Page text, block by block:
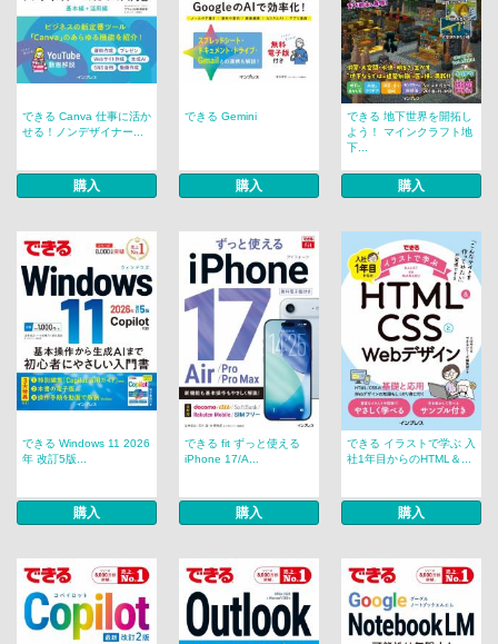
できる Canva 仕事に活か
せる！ノンデザイナー...
購入
できる Gemini
購入
できる 地下世界を開拓し
よう！ マインクラフト地
下...
購入
できる Windows 11 2026
年 改訂5版...
購入
できる fit ずっと使える
iPhone 17/A...
購入
できる イラストで学ぶ 入
社1年目からのHTML＆...
購入